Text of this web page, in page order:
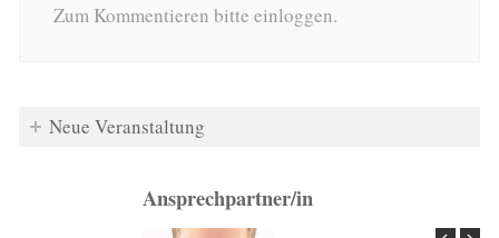
Zum Kommentieren bitte einloggen.
Neue Veranstaltung
Ansprechpartner/in